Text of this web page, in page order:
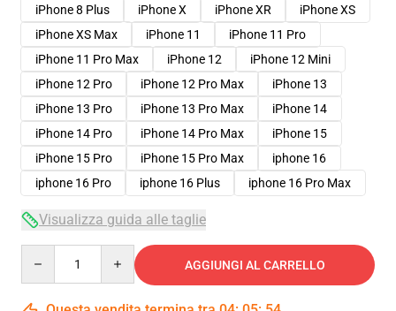
iPhone 8 Plus
iPhone X iPhone XR
iPhone XS
iPhone XS Max
iPhone 11
iPhone 11 Pro
iPhone 11 Pro Max
iPhone 12
iPhone 12 Mini
iPhone 12 Pro
iPhone 12 Pro Max
iPhone 13
iPhone 13 Pro
iPhone 13 Pro Max
iPhone 14
iPhone 14 Pro
iPhone 14 Pro Max
iPhone 15
iPhone 15 Pro
iPhone 15 Pro Max
iphone 16
iphone 16 Pro
iphone 16 Plus iphone 16 Pro Max
Visualizza guida alle taglie
AGGIUNGI AL CARRELLO